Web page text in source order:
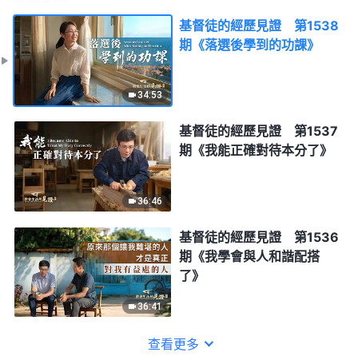
34:53
基督徒的經歷見證 第1538
期《落選後學到的功課》
36:46
基督徒的經歷見證 第1537
期《我能正確對待本分了》
36:41
基督徒的經歷見證 第1536
期《我學會與人和諧配搭
了》
查看更多